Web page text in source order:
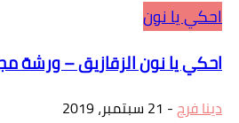
احكي يا نون
احكي يا نون الزقازيق – ورشة
دينا فرج- 21 سبتمبر، 2019